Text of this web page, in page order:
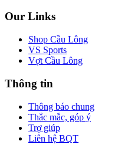
Our Links
Shop Cầu Lông
VS Sports
Vợt Cầu Lông
Thông tin
Thông báo chung
Thắc mắc, góp ý
Trợ giúp
Liên hệ BQT